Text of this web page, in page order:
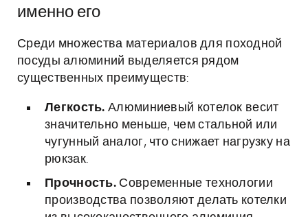
именно его
Среди множества материалов для походной
посуды алюминий выделяется рядом
существенных преимуществ:
Легкость. Алюминиевый котелок весит
значительно меньше, чем стальной или
чугунный аналог, что снижает нагрузку на
рюкзак.
Прочность. Современные технологии
производства позволяют делать котелки